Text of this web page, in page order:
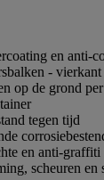
en anti-
-
op de grond
tegen tijd
en anti-graffiti
scheuren en